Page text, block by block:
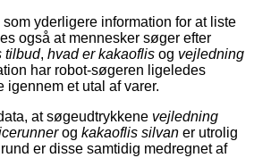
yderligere information for at liste
også at mennesker søger efter
tilbud, hvad er kakaoflis og vejledning
har robot-søgeren ligeledes
igennem et utal af varer.
at søgeudtrykkene vejledning
og kakaoflis silvan er utrolig
er disse samtidig medregnet af